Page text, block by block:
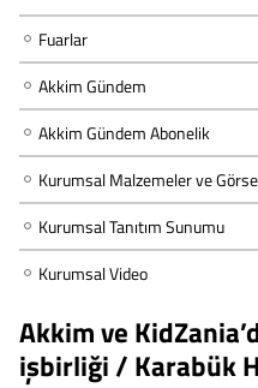
Fuarlar
Akkim Gündem
Akkim Gündem Abonelik
Kurumsal Malzemeler ve
Kurumsal Tanıtım Sunumu
Kurumsal Video
Akkim ve
işbirliği / Karabük